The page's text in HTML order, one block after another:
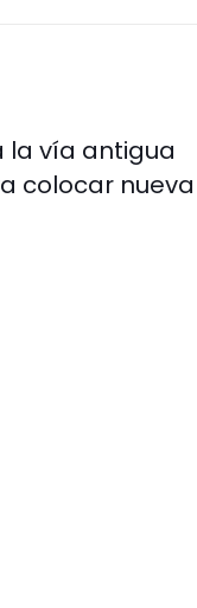
la vía antigua
colocar nueva